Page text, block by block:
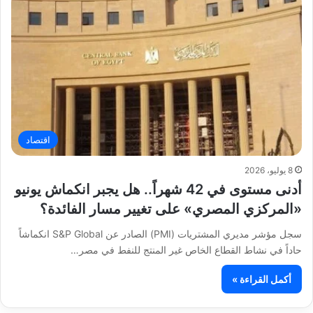
اقتصاد
8 يوليو، 2026
أدنى مستوى في 42 شهراً.. هل يجبر انكماش يونيو
«المركزي المصري» على تغيير مسار الفائدة؟
سجل مؤشر مديري المشتريات (PMI) الصادر عن S&P Global انكماشاً
حاداً في نشاط القطاع الخاص غير المنتج للنفط في مصر…
أكمل القراءة »